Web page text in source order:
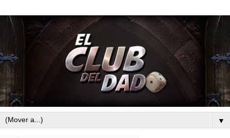
▼